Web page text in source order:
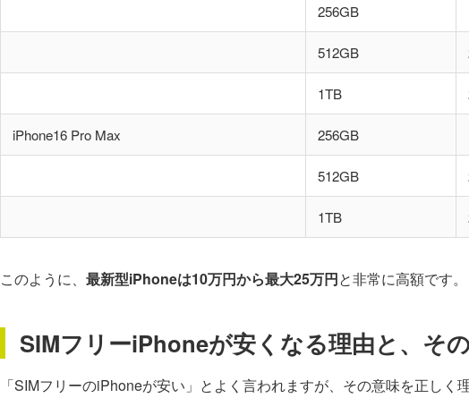
256GB
512GB
1TB
iPhone16 Pro Max 256GB
512GB
1TB
このように、 最新型iPhoneは10万円から最大25万円と非常に高額です。
SIMフリーiPhoneが安くなる理由と、そ
「SIMフリーのiPhoneが安い」とよく言われますが、その意味を正しく